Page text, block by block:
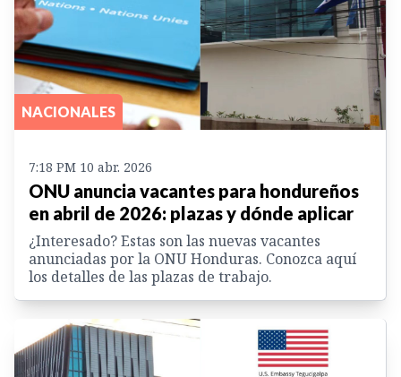
NACIONALES
7:18 PM 10 abr. 2026
ONU anuncia vacantes para hondureños
en abril de 2026: plazas y dónde aplicar
¿Interesado? Estas son las nuevas vacantes
anunciadas por la ONU Honduras. Conozca aquí
los detalles de las plazas de trabajo.